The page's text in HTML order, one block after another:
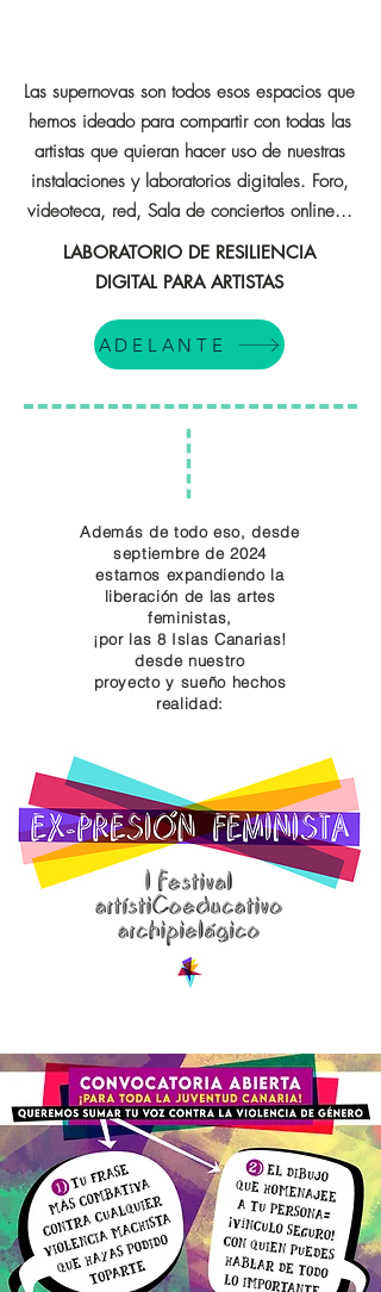
Las supernovas son todos esos espacios que
hemos ideado para compartir con todas las
artistas que quieran hacer uso de nuestras
instalaciones y laboratorios digitales. Foro,
videoteca, red, Sala de conciertos online...
LABORATORIO DE RESILIENCIA
DIGITAL PARA ARTISTAS
ADELANTE
Además de todo eso, desde
septiembre de 2024
estamos expandiendo la
liberación de las artes
feministas,
¡por las 8 Islas Canarias!
desde nuestro
proyecto y sueño hechos
realidad: